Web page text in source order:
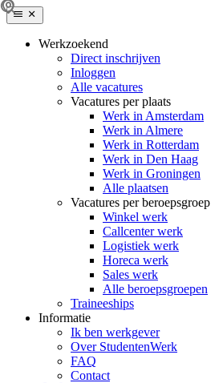
Werkzoekend
Direct inschrijven
Inloggen
Alle vacatures
Vacatures per plaats
Werk in Amsterdam
Werk in Almere
Werk in Rotterdam
Werk in Den Haag
Werk in Groningen
Alle plaatsen
Vacatures per beroepsgroep
Winkel werk
Callcenter werk
Logistiek werk
Horeca werk
Sales werk
Alle beroepsgroepen
Traineeships
Informatie
Ik ben werkgever
Over StudentenWerk
FAQ
Contact